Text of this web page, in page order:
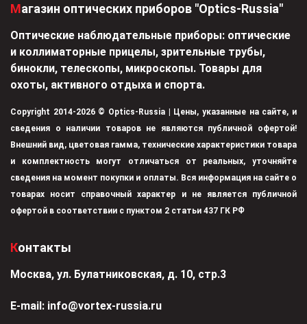
Магазин оптических приборов "Optics-Russia"
Оптические наблюдательные приборы: оптические
и коллиматорные прицелы, зрительные трубы,
бинокли, телескопы, микроскопы. Товары для
охоты, активного отдыха и спорта.
Copyright 2014-2026 © Optics-Russia | Цены, указанные на сайте, и
сведения о наличии товаров не являются публичной офертой!
Внешний вид, цветовая гамма, технические характеристики товара
и комплектность могут отличаться от реальных, уточняйте
сведения на момент покупки и оплаты. Вся информация на сайте о
товарах носит справочный характер и не является публичной
офертой в соответствии с пунктом 2 статьи 437 ГК РФ
Контакты
Москва, ул. Булатниковская, д. 10, стр.3
Е-mail: info@vortex-russia.ru